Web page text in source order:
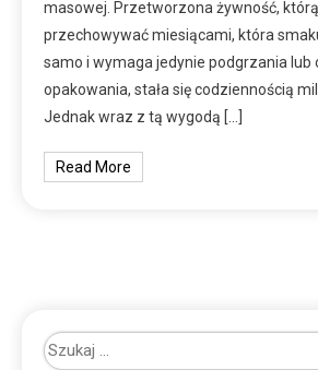
masowej. Przetworzona żywność,
przechowywać miesiącami, która
samo i wymaga jedynie podgrzania lub
opakowania, stała się codziennością
Jednak wraz z tą wygodą […]
Read More